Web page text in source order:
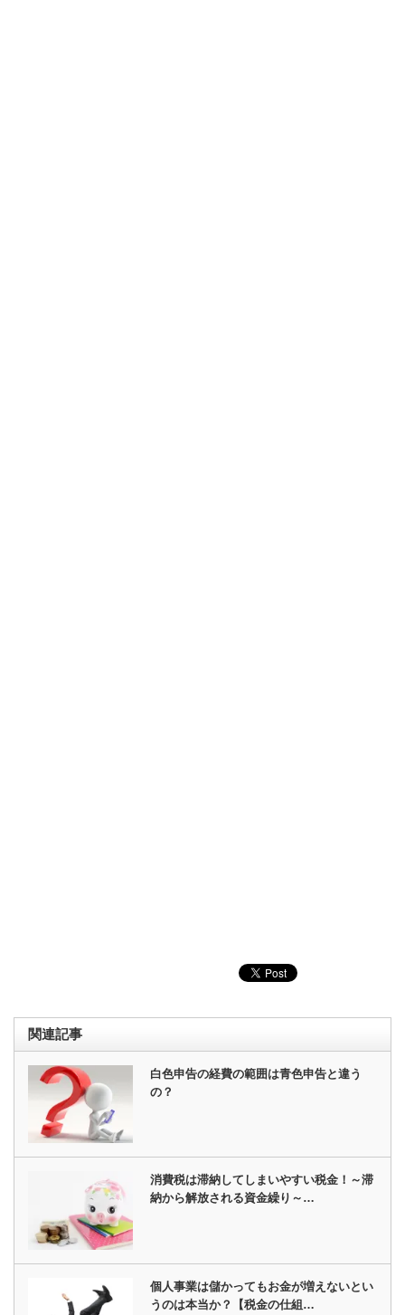
関連記事
白色申告の経費の範囲は青色申告と違う
の？
消費税は滞納してしまいやすい税金！～滞
納から解放される資金繰り～…
個人事業は儲かってもお金が増えないとい
うのは本当か？【税金の仕組…